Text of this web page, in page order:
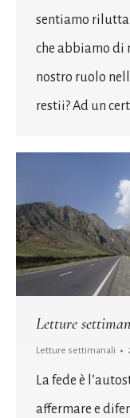
sentiamo
che abbiamo di
nostro ruolo
restii? Ad un
Letture
Letture settimanali
La fede è
affermare e